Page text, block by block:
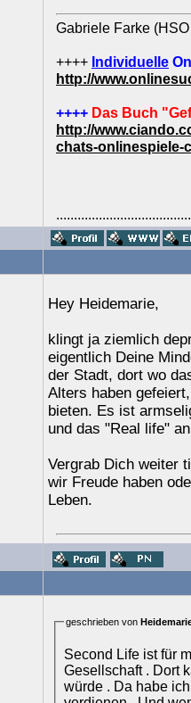
Gabriele Farke (HSO
++++ Individuelle
http://
++++ Das Buch
http://
chats-onlinespiele-
Hey Heidemarie,
klingt ja ziemlich
eigentlich Deine
der Stadt, dort wo
Alters haben
bieten. Es ist
und das "Real life"
Vergrab Dich weiter
wir Freude haben
Leben.
geschrieben von
Second Life ist für
Gesellschaft . Dort
würde . Da habe